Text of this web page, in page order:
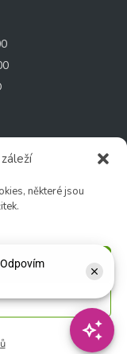
některé jsou
- 17:00